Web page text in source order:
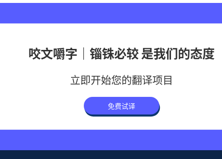
咬文嚼字｜锱铢必较 是我们的态度
立即开始您的翻译项目
免费试译